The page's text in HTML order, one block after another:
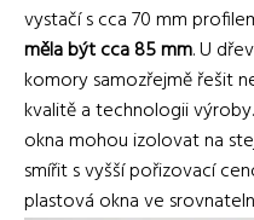
vystačí s cca 70 mm
měla být cca 85 mm. U
komory samozřejmě řešit
kvalitě a technologii
okna mohou izolovat na
smířit s vyšší pořizovací
plastová okna ve